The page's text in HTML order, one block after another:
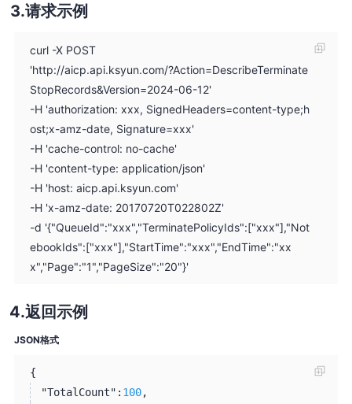
请求示例
curl -X POST
'http://aicp.api.ksyun.com/?Action=DescribeTerminate
StopRecords&Version=2024-06-12'
-H 'authorization: xxx, SignedHeaders=content-type;h
ost;x-amz-date, Signature=xxx'
-H 'cache-control: no-cache'
-H 'content-type: application/json'
-H 'host: aicp.api.ksyun.com'
-H 'x-amz-date: 20170720T022802Z'
-d '{"QueueId":"xxx","TerminatePolicyIds":["xxx"],"Not
ebookIds":["xxx"],"StartTime":"xxx","EndTime":"xx
x","Page":"1","PageSize":"20"}'
返回示例
JSON格式
{
"TotalCount": 100,